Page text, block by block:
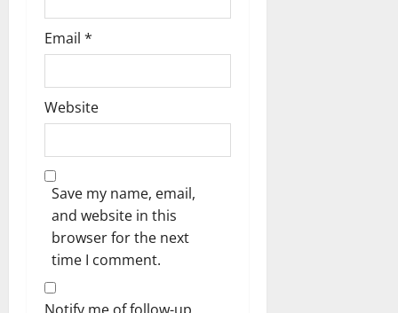
Email *
Website
Save my name, email,
and website in this
browser for the next
time I comment.
Notify me of follow-up